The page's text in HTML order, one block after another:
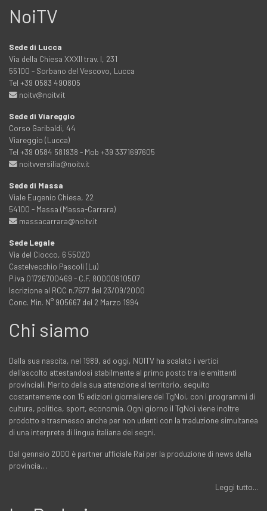
NoiTV
Sede di Lucca
Via della Chiesa XXXII trav. I, 231
55100 - Sorbano del Vescovo, Lucca
Tel +39 0583 490805
noitv@noitv.it
Sede di Viareggio
Corso Garibaldi, 44
Viareggio (Lucca)
Tel +39 0584 581938 - Mob +39 3371697605
noitvversilia@noitv.it
Sede di Massa
Viale Eugenio Chiesa, 22
54100 - Massa (Massa-Carrara)
massacarrara@noitv.it
Sede Legale
Via del Ciocco, 6 55020
Castelvecchio Pascoli (Lu)
P.iva 01726700469 - C.F. 80000910507
Iscrizione al ROC n.7677 del 23/09/2000
Conc. Min. N° 905667 del 2 Marzo 1994
Chi siamo
Dalla sua nascita, nel 1989, ad oggi, NOITV ha scalato i vertici
dell'ascolto attestandosi stabilmente al primo posto tra le emittenti
provinciali. Merito della sua attenzione al territorio, seguito
costantemente con 15 edizioni giornaliere del TgNoi, con i programmi di
cultura, politica, sport, economia. Ogni giorno il TgNoi viene inoltre
prodotto e trasmesso anche per non udenti con la traduzione simultanea
di una interprete di lingua italiana dei segni.
Dal gennaio 2000 è partner ufficiale Rai per la produzione di news della
provincia…
Leggi tutto...